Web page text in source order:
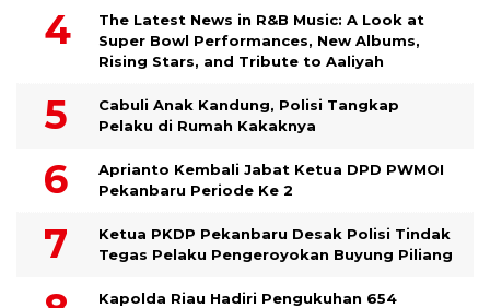
The Latest News in R&B Music: A Look at
Super Bowl Performances, New Albums,
Rising Stars, and Tribute to Aaliyah
Cabuli Anak Kandung, Polisi Tangkap
Pelaku di Rumah Kakaknya
Aprianto Kembali Jabat Ketua DPD PWMOI
Pekanbaru Periode Ke 2
Ketua PKDP Pekanbaru Desak Polisi Tindak
Tegas Pelaku Pengeroyokan Buyung Piliang
Kapolda Riau Hadiri Pengukuhan 654